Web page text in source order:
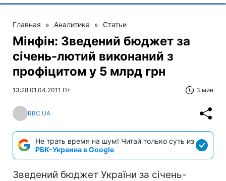
Главная » Аналитика » Статьи
Мінфін: Зведений бюджет за
січень-лютий виконаний з
профіцитом у 5 млрд грн
13:28 01.04.2011 Пт 3 мин
RBC.UA
Не трать время на шум! Читай только суть из
РБК-Украина в Google
Зведений бюджет України за січень-